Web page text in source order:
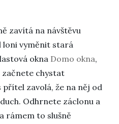
zavítá na návštěvu
loni vyměnit stará
okna Domo okna,
začnete chystat
přítel zavolá, že na něj od
Odhrnete záclonu a
rámem to slušně